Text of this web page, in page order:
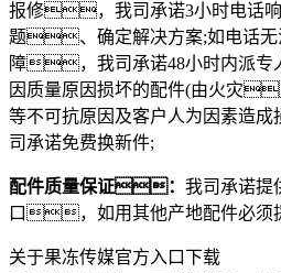
报修，我司承诺3小时电话
题、确定解决方案;如电话无
障，我司承诺48小时内派专
因质量原因损坏的配件(由火灾
等不可抗原因及客户人为因素造
司承诺免费换新件;
配件质量保证： 我司承诺提
口，如用其他产地配件必
关于果冻传媒官方入口下载